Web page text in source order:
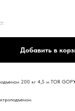
Добавить в
200 кг 4,5 м TOR